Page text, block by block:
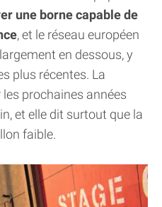
une borne capable de
, et le réseau européen
en dessous, y
plus récentes. La
prochaines années
et elle dit surtout que la
faible.